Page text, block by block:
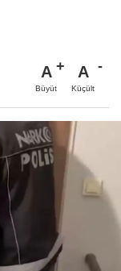
A
Büyüt
A
Küçült